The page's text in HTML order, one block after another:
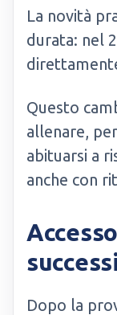
La novità
durata: nel
Questo
allenare,
abituarsi a
anche con
Dopo la